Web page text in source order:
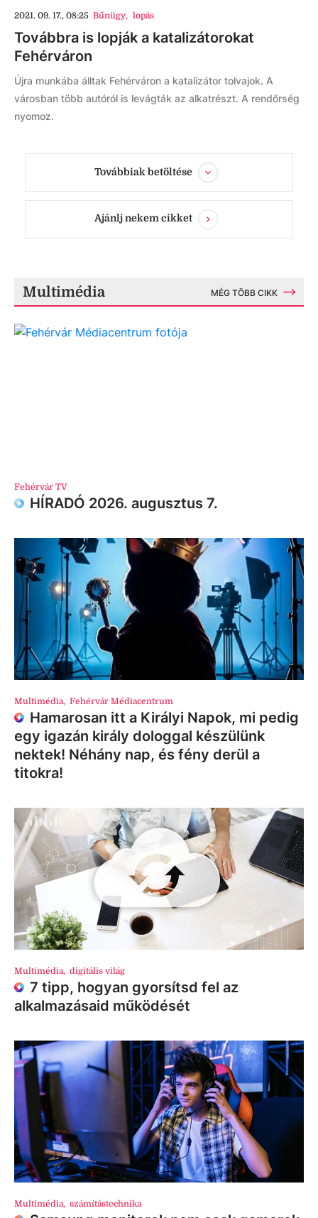
2021. 09. 17., 08:25 Bűnügy, lopás
Továbbra is lopják a katalizátorokat
Fehérváron
Újra munkába álltak Fehérváron a katalizátor tolvajok. A
városban több autóról is levágták az alkatrészt. A rendőrség
nyomoz.
Továbbiak betöltése
Ajánlj nekem cikket
Multimédia MÉG TÖBB CIKK
Fehérvár TV
HÍRADÓ 2026. augusztus 7.
Multimédia, Fehérvár Médiacentrum
Hamarosan itt a Királyi Napok, mi pedig
egy igazán király dologgal készülünk
nektek! Néhány nap, és fény derül a
titokra!
Multimédia, digitális világ
7 tipp, hogyan gyorsítsd fel az
alkalmazásaid működését
Multimédia, számítástechnika